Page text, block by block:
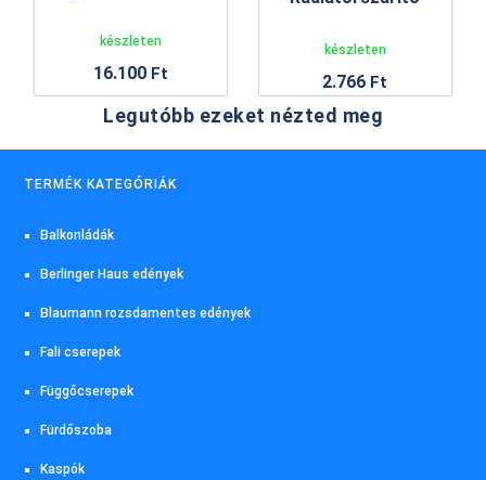
készleten
16.100 Ft
készleten
2.766 Ft
Legutóbb ezeket nézted meg
TERMÉK KATEGÓRIÁK
Balkonládák
Berlinger Haus edények
Blaumann rozsdamentes edények
Fali cserepek
Függőcserepek
Fürdőszoba
Kaspók